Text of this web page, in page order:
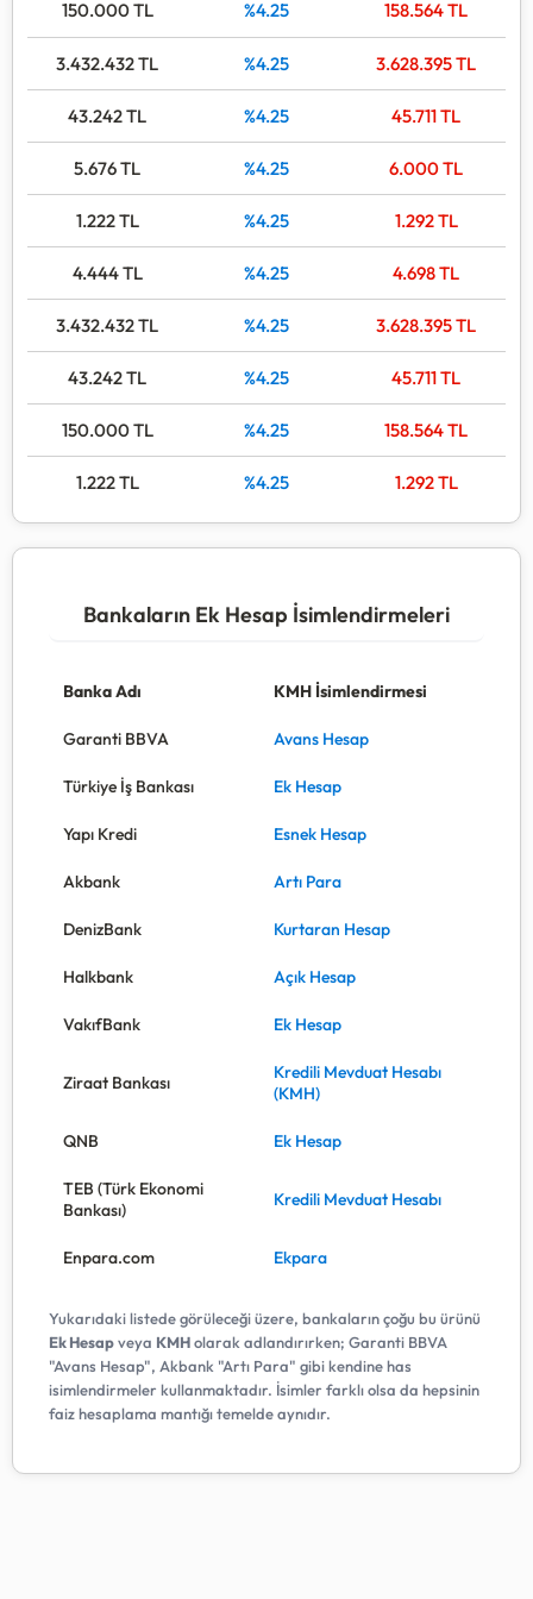
150.000TL %4.25 158.564TL
3.432.432TL %4.25 3.628.395TL
43.242TL %4.25 45.711TL
5.676TL %4.25 6.000TL
1.222TL %4.25 1.292TL
4.444TL %4.25 4.698TL
3.432.432TL %4.25 3.628.395TL
43.242TL %4.25 45.711TL
150.000TL %4.25 158.564TL
1.222TL %4.25 1.292TL
Bankaların Ek Hesap İsimlendirmeleri
Banka Adı KMH İsimlendirmesi
Garanti BBVA Avans Hesap
Türkiye İş Bankası Ek Hesap
Yapı Kredi Esnek Hesap
Akbank Artı Para
DenizBank Kurtaran Hesap
Halkbank Açık Hesap
VakıfBank Ek Hesap
Ziraat Bankası
Kredili Mevduat Hesabı
(KMH)
QNB Ek Hesap
TEB (Türk Ekonomi
Bankası)
Kredili Mevduat Hesabı
Enpara.com Ekpara
Yukarıdaki listede görüleceği üzere, bankaların çoğu bu ürünü
Ek Hesapveya KMHolarak adlandırırken; Garanti BBVA
"Avans Hesap", Akbank "Artı Para" gibi kendine has
isimlendirmeler kullanmaktadır. İsimler farklı olsa da hepsinin
faiz hesaplama mantığı temelde aynıdır.